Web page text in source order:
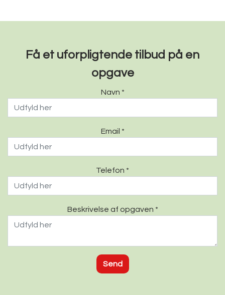
Få et uforplig​tende tilbud på en
opgave
Navn *
Email *
Telefon *
Beskrivelse af opgaven *
Send